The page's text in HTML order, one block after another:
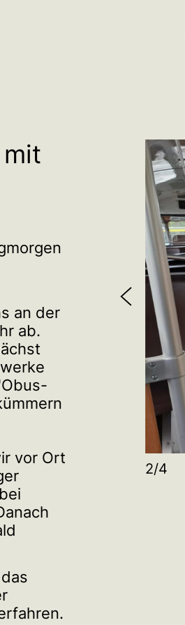
an der
ab.
vor Ort
3/4